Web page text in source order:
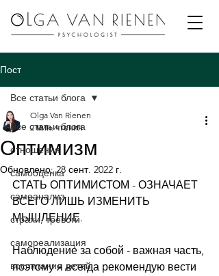
Пост
Все статьи блога
отношения
самооценка
самоанализ
страхи, тревоги
самореализация
воспитание детей
Все статьи блога
Оптимизм
Olga Van Rienen
2 мин. чтения
Обновлено:28 сент. 2022 г.
СТАТЬ ОПТИМИСТОМ - ОЗНАЧАЕТ
ВСЕГО ЛИШЬ ИЗМЕНИТЬ
МЫШЛЕНИЕ.
Наблюдение за собой - важная часть,
поэтому я всегда рекомендую вести